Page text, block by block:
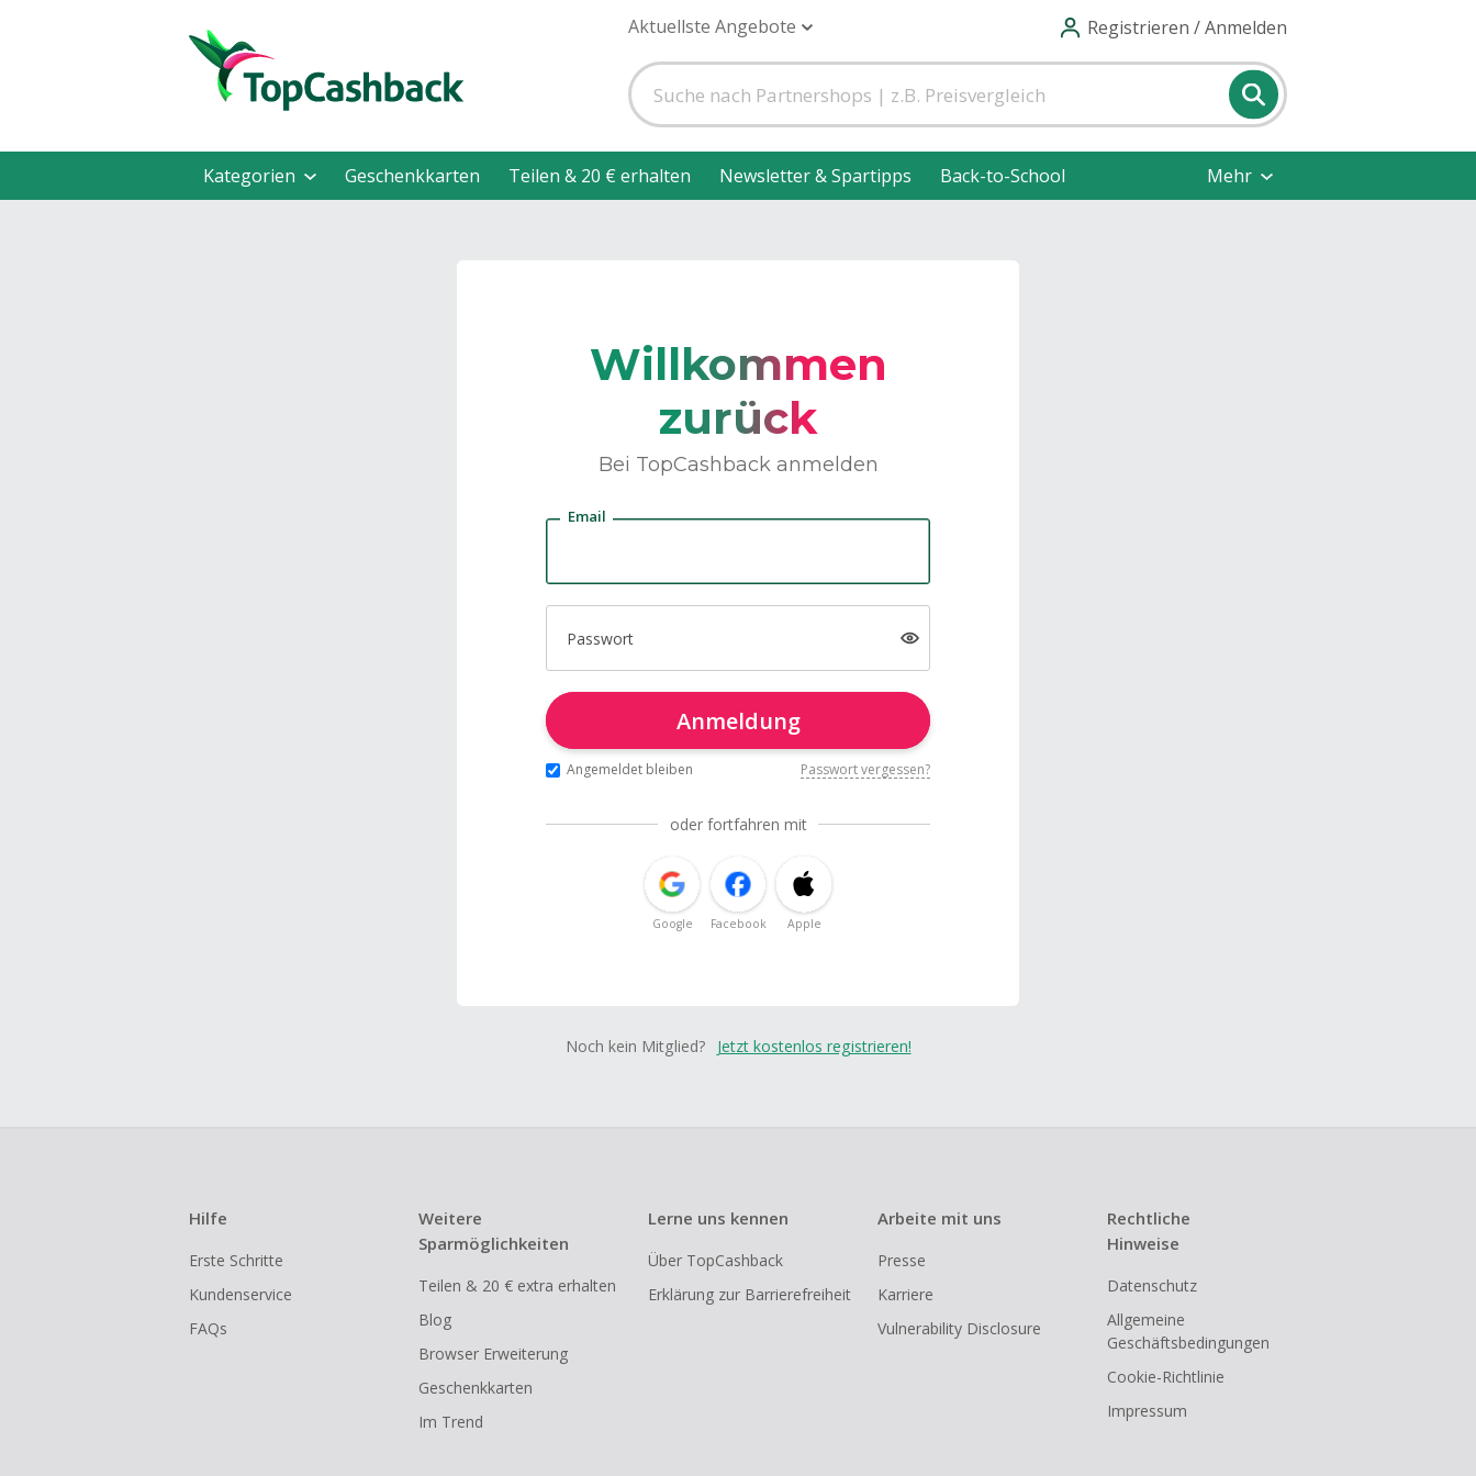
Aktuellste Angebote Registrieren / Anmelden
Kategorien Geschenkkarten Teilen & 20 € erhalten Newsletter & Spartipps Back-to-School Mehr
Willkommen
zurück
Bei TopCashback anmelden
Email
Passwort
Anmeldung
Angemeldet bleiben Passwort vergessen?
oder fortfahren mit
Google Facebook Apple
Noch kein Mitglied? Jetzt kostenlos registrieren!
Hilfe
Erste Schritte
Kundenservice
FAQs
Weitere
Sparmöglichkeiten
Teilen & 20 € extra erhalten
Blog
Browser Erweiterung
Geschenkkarten
Im Trend
Lerne uns kennen
Über TopCashback
Erklärung zur Barrierefreiheit
Arbeite mit uns
Presse
Karriere
Vulnerability Disclosure
Rechtliche
Hinweise
Datenschutz
Allgemeine
Geschäftsbedingungen
Cookie-Richtlinie
Impressum